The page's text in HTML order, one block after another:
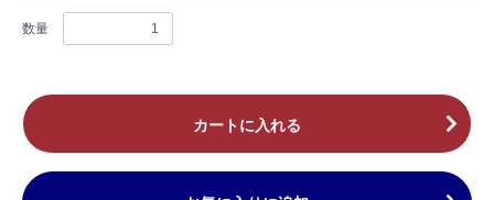
数量
カートに入れる